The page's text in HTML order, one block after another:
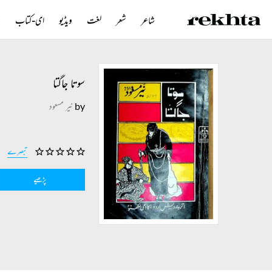
سوتا جاگتا
by نیر مسعود
تبصرے
پڑھیے
شاعر شعر لغت ویڈیو ای-کتاب